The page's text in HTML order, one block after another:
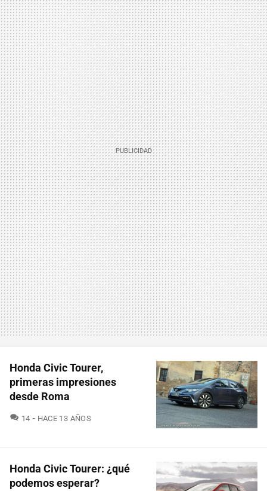
Honda Civic Tourer,
primeras impresiones
desde Roma
14 COMENTARIOS
HACE 13 AÑOS
Honda Civic Tourer: ¿qué
podemos esperar?